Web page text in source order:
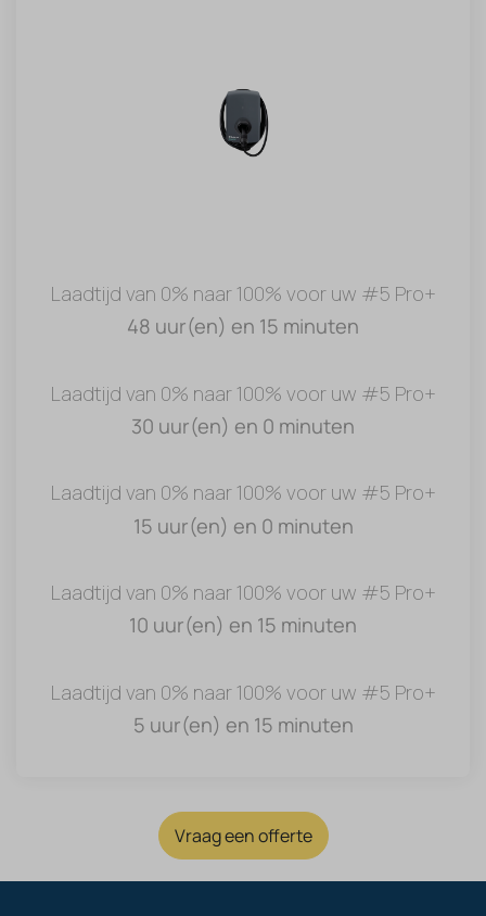
Laadtijd van 0% naar 100% voor uw #5 Pro+
48 uur(en) en 15 minuten
Laadtijd van 0% naar 100% voor uw #5 Pro+
30 uur(en) en 0 minuten
Laadtijd van 0% naar 100% voor uw #5 Pro+
15 uur(en) en 0 minuten
Laadtijd van 0% naar 100% voor uw #5 Pro+
10 uur(en) en 15 minuten
Laadtijd van 0% naar 100% voor uw #5 Pro+
5 uur(en) en 15 minuten
Vraag een offerte